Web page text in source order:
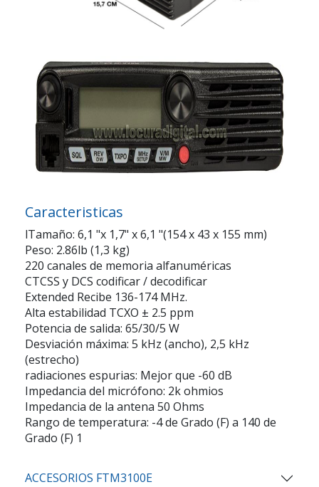
Caracteristicas
lTamaño: 6,1 "x 1,7" x 6,1 "(154 x 43 x 155 mm)
Peso: 2.86lb (1,3 kg)
220 canales de memoria alfanuméricas
CTCSS y DCS codificar / decodificar
Extended Recibe 136-174 MHz.
Alta estabilidad TCXO ± 2.5 ppm
Potencia de salida: 65/30/5 W
Desviación máxima: 5 kHz (ancho), 2,5 kHz
(estrecho)
radiaciones espurias: Mejor que -60 dB
Impedancia del micrófono: 2k ohmios
Impedancia de la antena 50 Ohms
Rango de temperatura: -4 de Grado (F) a 140 de
Grado (F) 1
ACCESORIOS FTM3100E